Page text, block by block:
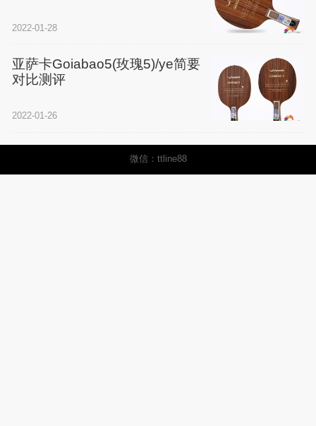
2022-01-28
亚萨卡Goiabao5(玫瑰5)/ye简要
对比测评
2022-01-26
微信：ttline88